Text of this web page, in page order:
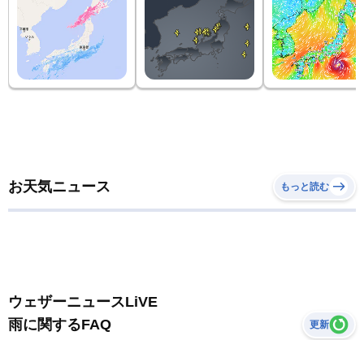
お天気ニュース もっと読む
ウェザーニュースLiVE
雨に関するFAQ
更新